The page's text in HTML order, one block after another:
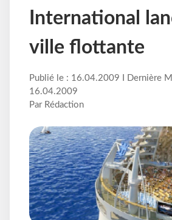
International
ville flottante
Publié le : 16.04.2009 I Dernière
16.04.2009
Par Rédaction